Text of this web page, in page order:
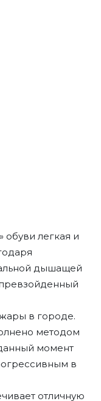
обуви легкая и
дышащей
в городе.
методом
момент
в
отличную